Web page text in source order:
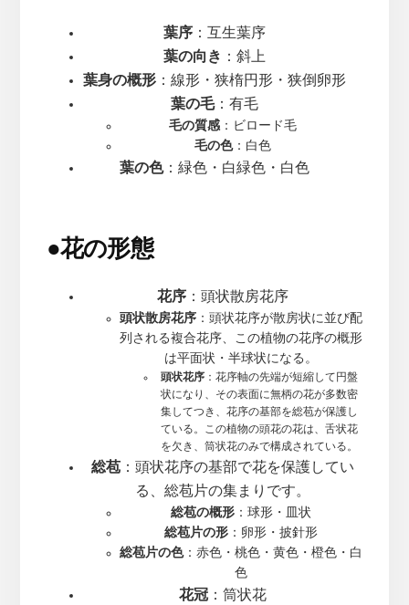
葉序：互生葉序
葉の向き ：斜上
葉身の概形：線形・狭楕円形・狭倒卵形
葉の毛：有毛
毛の質感：ビロード毛
毛の色：白色
葉の色：緑色・白緑色・白色
●花の形態
花序 ：頭状散房花序
頭状散房花序 ：頭状花序が散房状に並び配
列される複合花序、この植物の花序の概形
は平面状・半球状になる。
頭状花序 ：花序軸の先端が短縮して円盤
状になり、その表面に無柄の花が多数密
集してつき、花序の基部を総苞が保護し
ている。この植物の頭花の花は、舌状花
を欠き、筒状花のみで構成されている。
総苞 ：頭状花序の基部で花を保護してい
る、総苞片の集まりです。
総苞の概形 ：球形・皿状
総苞片の形 ：卵形・披針形
総苞片の色：赤色・桃色・黄色・橙色・白
色
花冠 ：筒状花